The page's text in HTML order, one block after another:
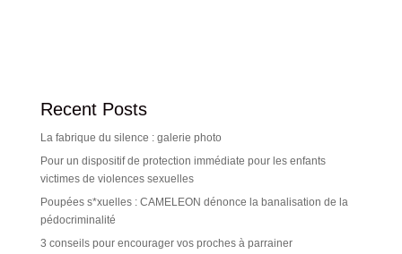
Recent Posts
La fabrique du silence : galerie photo
Pour un dispositif de protection immédiate pour les enfants
victimes de violences sexuelles
Poupées s*xuelles : CAMELEON dénonce la banalisation de la
pédocriminalité
3 conseils pour encourager vos proches à parrainer